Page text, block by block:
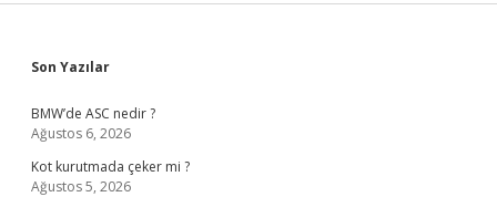
Sidebar
Son Yazılar
BMW’de ASC nedir ?
Ağustos 6, 2026
Kot kurutmada çeker mi ?
Ağustos 5, 2026